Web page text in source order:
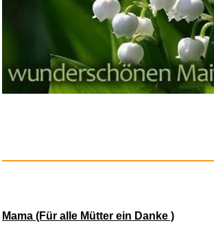
Lenz, 1 Audio-CD...
Mama (Für alle Mütter ein Danke )